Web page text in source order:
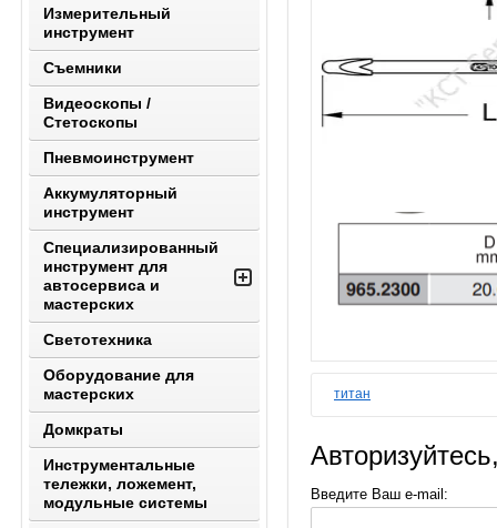
Измерительный
инструмент
Съемники
Видеоскопы /
Стетоскопы
Пневмоинструмент
Аккумуляторный
инструмент
Специализированный
инструмент для
автосервиса и
мастерских
Светотехника
Оборудование для
мастерских
Домкраты
Инструментальные
тележки, ложемент,
модульные системы
титан
Введите Ваш e-mail: